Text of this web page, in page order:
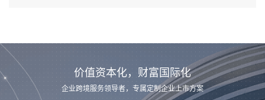
价值资本化，财富国际化
企业跨境服务领导者，专属定制企业上市方案